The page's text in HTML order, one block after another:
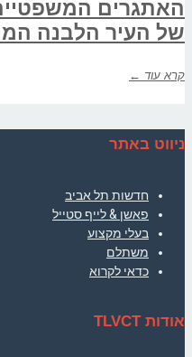
האתגרים
של העיר הלבנה
קרא עוד ←
ניווט באתר
חדשות תל אביב
פאשן & לייף סטייל
בעלי מקצוע
משתלם
כדאי לקרוא
אודות TLVCT